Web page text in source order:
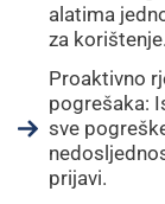
alatima
za korištenje.
Proaktivno
pogrešaka:
sve
prijavi.